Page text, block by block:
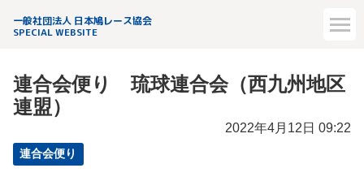
一般社団法人 日本鳩レース協会
SPECIAL WEBSITE
連合会便り 琉球連合会（西九州地区
連盟）
2022年4月12日 09:22
連合会便り